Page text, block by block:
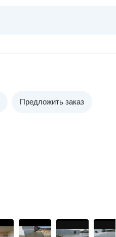
Предложить заказ